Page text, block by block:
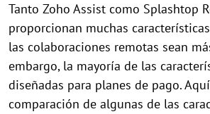
Tanto Zoho Assist como Splashtop
proporcionan muchas
las colaboraciones remotas sean
embargo, la mayoría de las
diseñadas para planes de pago.
comparación de algunas de las